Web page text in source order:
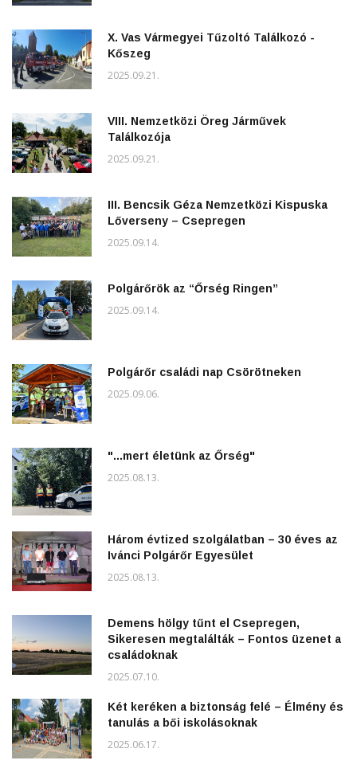
X. Vas Vármegyei Tűzoltó Találkozó -
Kőszeg
2025.09.21.
VIII. Nemzetközi Öreg Járművek
Találkozója
2025.09.21.
III. Bencsik Géza Nemzetközi Kispuska
Lőverseny – Csepregen
2025.09.14.
Polgárőrök az “Őrség Ringen”
2025.09.14.
Polgárőr családi nap Csörötneken
2025.09.06.
"...mert életünk az Őrség"
2025.08.13.
Három évtized szolgálatban – 30 éves az
Ivánci Polgárőr Egyesület
2025.08.13.
Demens hölgy tűnt el Csepregen,
Sikeresen megtalálták – Fontos üzenet a
családoknak
2025.07.10.
Két keréken a biztonság felé – Élmény és
tanulás a bői iskolásoknak
2025.06.17.